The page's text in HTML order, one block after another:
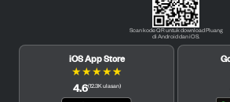
Scan kode QR untuk download Pluang
di Android dan iOS.
iOS App Store
★★★★★
4.6(12.3Kulasan)